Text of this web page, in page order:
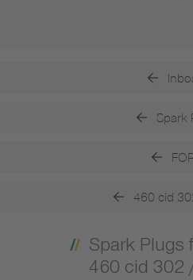
Spark
460 cid
Spark Plugs
460 cid 302